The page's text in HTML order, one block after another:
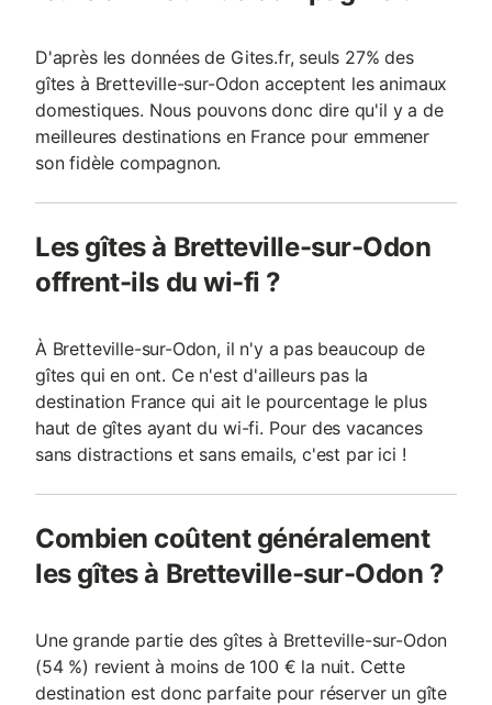
D'après les données de Gites.fr, seuls 27% des
gîtes à Bretteville-sur-Odon acceptent les animaux
domestiques. Nous pouvons donc dire qu'il y a de
meilleures destinations en France pour emmener
son fidèle compagnon.
Les gîtes à Bretteville-sur-Odon
offrent-ils du wi-fi ?
À Bretteville-sur-Odon, il n'y a pas beaucoup de
gîtes qui en ont. Ce n'est d'ailleurs pas la
destination France qui ait le pourcentage le plus
haut de gîtes ayant du wi-fi. Pour des vacances
sans distractions et sans emails, c'est par ici !
Combien coûtent généralement
les gîtes à Bretteville-sur-Odon ?
Une grande partie des gîtes à Bretteville-sur-Odon
(54 %) revient à moins de 100 € la nuit. Cette
destination est donc parfaite pour réserver un gîte